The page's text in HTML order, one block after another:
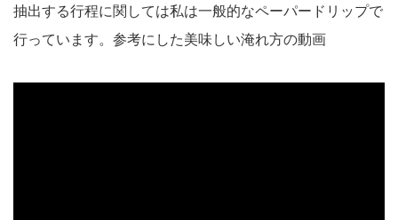
抽出する行程に関しては私は一般的なペーパードリップで
行っています。参考にした美味しい淹れ方の動画